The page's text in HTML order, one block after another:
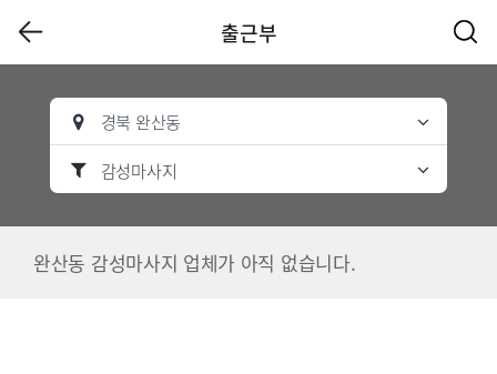
출근부
경북 완산동
감성마사지
완산동 감성마사지 업체가 아직 없습니다.